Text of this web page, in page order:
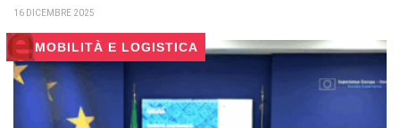
16 DICEMBRE 2025
MOBILITÀ E LOGISTICA